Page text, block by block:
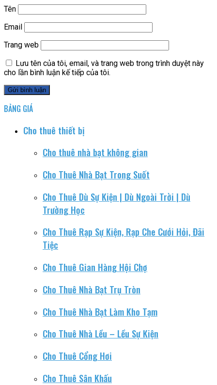
Tên
Email
Trang web
Lưu tên của tôi, email, và trang web trong trình duyệt này
cho lần bình luận kế tiếp của tôi.
BẢNG GIÁ
Cho thuê thiết bị
Cho thuê nhà bạt không gian
Cho Thuê Nhà Bạt Trong Suốt
Cho Thuê Dù Sự Kiện | Dù Ngoài Trời | Dù
Trường Học
Cho Thuê Rạp Sự Kiện, Rạp Che Cưới Hỏi, Đãi
Tiệc
Cho Thuê Gian Hàng Hội Chợ
Cho Thuê Nhà Bạt Trụ Tròn
Cho Thuê Nhà Bạt Làm Kho Tạm
Cho Thuê Nhà Lều – Lều Sự Kiện
Cho Thuê Cổng Hơi
Cho Thuê Sân Khấu